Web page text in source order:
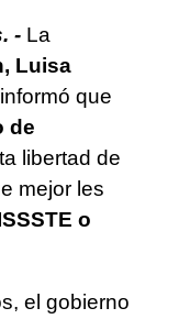
- La
Luisa
informó que
de
libertad de
mejor les
o
el gobierno